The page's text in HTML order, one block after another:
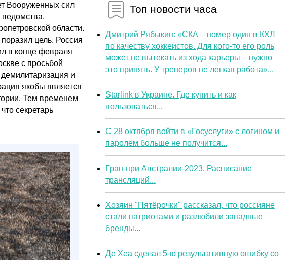
Вооруженных сил
области.
цель. Россия
в конце февраля
с просьбой
и
якобы является
Тем временем
секретарь
Топ новости часа
Дмитрий Рябыкин: «СКА – номер один в КХЛ
по качеству хоккеистов. Для кого-то его роль
может не вытекать из хода карьеры – нужно
это принять. У тренеров не легкая работа»...
Starlink в Украине. Где купить и как
пользоваться...
С 28 октября войти в «Госуслуги» с логином и
паролем больше не получится...
Гран-при Австралии-2023. Расписание
трансляций...
Хозяин "Пятёрочки" рассказал, что россияне
стали патриотами и разлюбили западные
бренды...
Де Хеа сделал 5-ю результативную ошибку со